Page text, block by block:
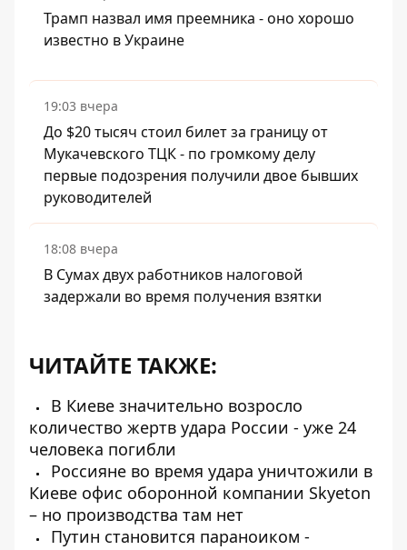
Трамп назвал имя преемника - оно хорошо
известно в Украине
19:03 вчера
До $20 тысяч стоил билет за границу от
Мукачевского ТЦК - по громкому делу
первые подозрения получили двое бывших
руководителей
18:08 вчера
В Сумах двух работников налоговой
задержали во время получения взятки
ЧИТАЙТЕ ТАКЖЕ:
В Киеве значительно возросло
количество жертв удара России - уже 24
человека погибли
Россияне во время удара уничтожили в
Киеве офис оборонной компании Skyeton
– но производства там нет
Путин становится параноиком -